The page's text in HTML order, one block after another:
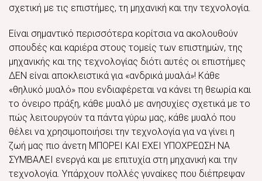
σχετική με τις επιστήμες, τη μηχανική και την τεχνολογία.
Είναι σημαντικό περισσότερα κορίτσια να ακολουθούν
σπουδές και καριέρα στους τομείς των επιστημών, της
μηχανικής και της τεχνολογίας διότι αυτές οι επιστήμες
ΔΕΝ είναι αποκλειστικά για «ανδρικά μυαλά»! Κάθε
«θηλυκό μυαλό» που ενδιαφέρεται να κάνει τη θεωρία και
το όνειρο πράξη, κάθε μυαλό με ανησυχίες σχετικά με το
πώς λειτουργούν τα πάντα γύρω μας, κάθε μυαλό που
θέλει να χρησιμοποιήσει την τεχνολογία για να γίνει η
ζωή μας πιο άνετη ΜΠΟΡΕΙ ΚΑΙ ΕΧΕΙ ΥΠΟΧΡΕΩΣΗ ΝΑ
ΣΥΜΒΑΛΕΙ ενεργά και με επιτυχία στη μηχανική και την
τεχνολογία. Υπάρχουν πολλές γυναίκες που διέπρεψαν